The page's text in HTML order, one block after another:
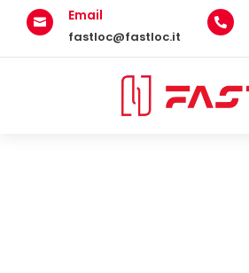
 Email
fastloc@fastloc.it
